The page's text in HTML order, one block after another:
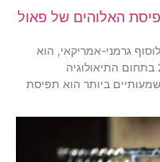
האלוהים של פאול
תיאולוג ופילוסוף גרמני-אמריקאי, הוא
אחד ההוגים המרכזיים של המאה ה-20 בתחום התיאולוגיה
ביותר הוא תפיסת